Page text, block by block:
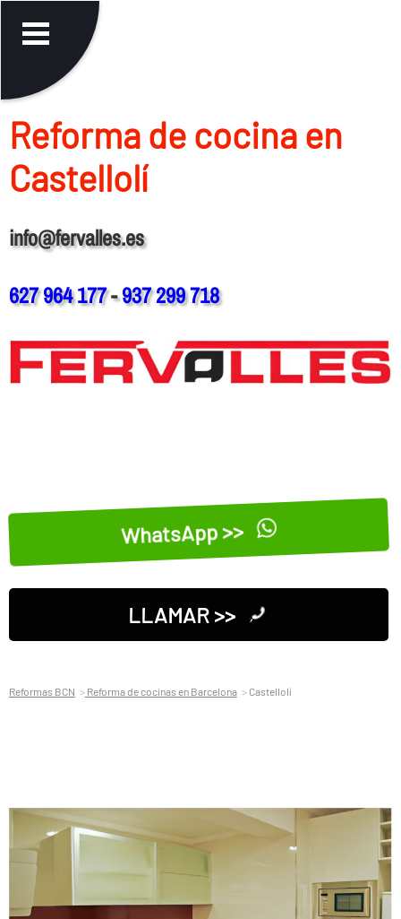
Reforma de cocina en
Castellolí
info@fervalles.es
627 964 177-937 299 718
WhatsApp >>
LLAMAR >>
Reformas BCN Reforma de cocinas en Barcelona Castellolí